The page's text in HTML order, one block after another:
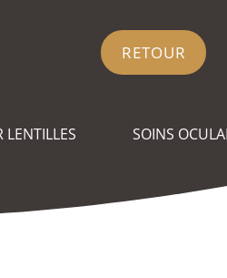
RETOUR
LENTILLES SOINS